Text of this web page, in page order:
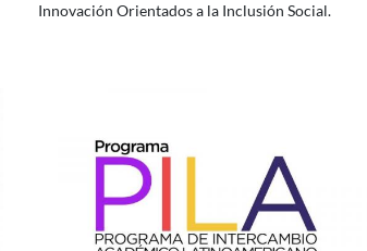
Innovación Orientados a la Inclusión Social.